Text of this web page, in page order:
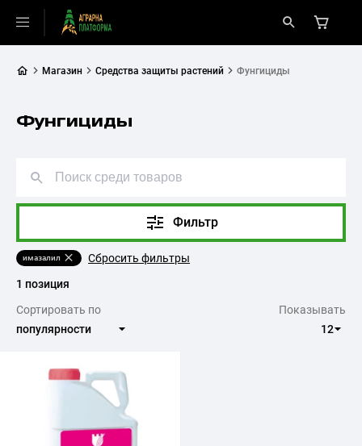
Магазин Средства защиты растений Фунгициды
Фунгициды
имазалил Сбросить фильтры
Фильтр
1 позиция
Сортировать по
Показывать